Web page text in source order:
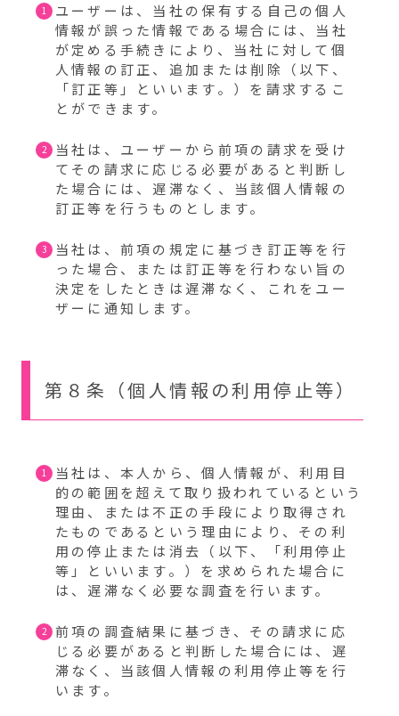
ユーザーは、当社の保有する自己の個人
情報が誤った情報である場合には、当社
が定める手続きにより、当社に対して個
人情報の訂正、追加または削除（以下、
「訂正等」といいます。）を請求するこ
とができます。
当社は、ユーザーから前項の請求を受け
てその請求に応じる必要があると判断し
た場合には、遅滞なく、当該個人情報の
訂正等を行うものとします。
当社は、前項の規定に基づき訂正等を行
った場合、または訂正等を行わない旨の
決定をしたときは遅滞なく、これをユー
ザーに通知します。
第８条（個人情報の利用停止等）
当社は、本人から、個人情報が、利用目
的の範囲を超えて取り扱われているという
理由、または不正の手段により取得され
たものであるという理由により、その利
用の停止または消去（以下、「利用停止
等」といいます。）を求められた場合に
は、遅滞なく必要な調査を行います。
前項の調査結果に基づき、その請求に応
じる必要があると判断した場合には、遅
滞なく、当該個人情報の利用停止等を行
います。